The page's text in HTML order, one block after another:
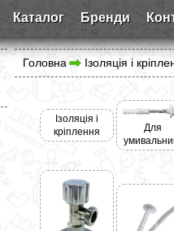
Каталог Бренди
Головна Ізоляція і
Ізоляція і
кріплення
Для